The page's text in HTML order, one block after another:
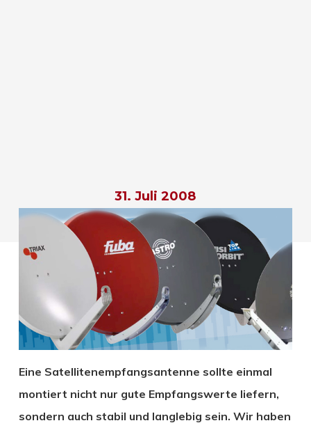
31. Juli 2008
Eine Satellitenempfangsantenne sollte einmal
montiert nicht nur gute Empfangswerte liefern,
sondern auch stabil und langlebig sein. Wir haben